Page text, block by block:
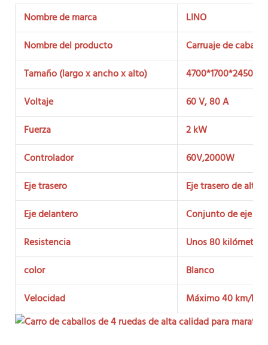
Nombre de marca
LINO
Nombre del producto
Carruaje de
Tamaño (largo x ancho x alto)
4700*1700*2450
Voltaje
60 V, 80 A
Fuerza
2 kW
Controlador
60V,2000W
Eje trasero
Eje trasero de alta
Eje delantero
Conjunto de eje
Resistencia
Unos 80 kilómetros
color
Blanco
Velocidad
Máximo 40 km/h